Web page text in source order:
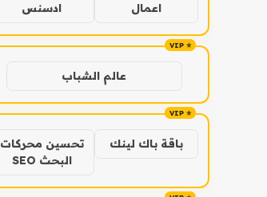
اعمال
ادسنس
عالم الشباب
باقة باك لينك
تحسين محركات
البحث SEO